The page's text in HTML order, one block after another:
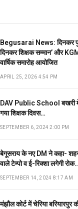
Begusarai News: दिनकर
दिनकर शिक्षक सम्मान’ और
वार्षिक समारोह आयोजित
APRIL 25, 2026 4:54 PM
DAV Public School बखरी
गया शिक्षक दिवस…
SEPTEMBER 6, 2024 2:00 PM
बेगूसराय के नए DM ने कहा-
वाले टेम्पो व ई-रिक्शा लगेगी
SEPTEMBER 14, 2024 8:17 AM
मंझौल कोर्ट में चेरिया बरियारपुर